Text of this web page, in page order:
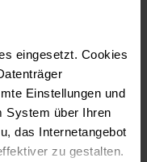
eingesetzt. Cookies
Einstellungen und
System über Ihren
das Internetangebot
zu gestalten.